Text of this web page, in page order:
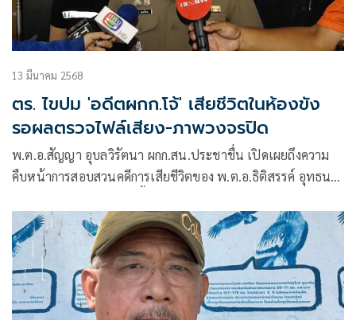
13 มีนาคม 2568
ตร. ไขปม 'อดีตผกก.โจ้' เสียชีวิตในห้องขัง
รอผลตรวจไฟล์เสียง-ภาพวงจรปิด
พ.ต.อ.สัญญา อุบลวิรัตนา ผกก.สน.ประชาชื่น เปิดเผยถึงความ
คืบหน้าการสอบสวนคดีการเสียชีวิตของ พ.ต.อ.ธิติสรรค์ อุทธน
5 ซึ่งการสอบปากคำทุกครั้งต้องมีอัยการร่วมสอบปากคำด้วย